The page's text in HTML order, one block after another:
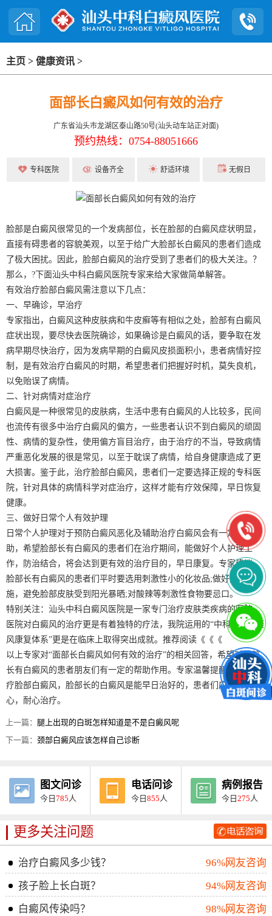
主页 > 健康资讯 >
面部长白癜风如何有效的治疗
广东省汕头市龙湖区泰山路50号(汕头动车站正对面)
预约热线：0754-88051666
专科医院 设备齐全 舒适环境 无假日
脸部是白癜风很常见的一个发病部位，长在脸部的白癜风症状明显，
直接有碍患者的容貌美观，以至于给广大脸部长白癜风的患者们造成
了极大困扰。因此，脸部白癜风的治疗受到了患者们的极大关注。？
那么，?下面汕头中科白癜风医院专家来给大家做简单解答。
有效治疗脸部白癜风需注意以下几点：
一、早确诊，早治疗
专家指出，白癜风这种皮肤病和牛皮癣等有相似之处，脸部有白癜风
症状出现，要尽快去医院确诊，如果确诊是白癜风的话，要争取在发
病早期尽快治疗，因为发病早期的白癜风皮损面积小，患者病情好控
制，是有效治疗白癜风的时期，希望患者们把握好时机，莫失良机，
以免贻误了病情。
二、针对病情对症治疗
白癜风是一种很常见的皮肤病，生活中患有白癜风的人比较多，民间
也流传有很多中治疗白癜风的偏方，一些患者认识不到白癜风的顽固
性、病情的复杂性，使用偏方盲目治疗，由于治疗的不当，导致病情
严重恶化发展的很是常见，以至于耽误了病情，给自身健康造成了更
大损害。鉴于此，治疗脸部白癜风，患者们一定要选择正规的专科医
院，针对具体的病情科学对症治疗，这样才能有疗效保障，早日恢复
健康。
三、做好日常个人有效护理
日常个人护理对于预防白癜风恶化及辅助治疗白癜风会有一定的帮
助，希望脸部长有白癜风的患者们在治疗期间，能做好个人护理工
作，防治结合，将会达到更有效的治疗目的，早日康复。专家建议，
脸部长有白癜风的患者们平时要选用刺激性小的化妆品;做好防晒措
施，避免脸部皮肤受到阳光暴晒;对酸辣等刺激性食物要忌口。
特别关注：汕头中科白癜风医院是一家专门治疗皮肤类疾病的医院，
医院对白癜风的治疗更是有着独特的疗法，我院运用的“中科TSN白癜
风康复体系”更是在临床上取得突出成就。推荐阅读《《《
以上专家对“面部长白癜风如何有效的治疗”的相关回答，希望对脸部
长有白癜风的患者朋友们有一定的帮助作用。专家温馨提醒：科学治
疗脸部白癜风，脸部长的白癜风是能早日治好的，患者们应有治疗信
心，耐心治疗。
上一篇：腿上出现的白斑怎样知道是不是白癜风呢
下一篇：颈部白癜风应该怎样自己诊断
图文问诊
今日785 人
电话问诊
今日855 人
病例报告
今日275 人
更多关注问题
治疗白癜风多少钱？
96%网友咨询
孩子脸上长白斑？
94%网友咨询
白癜风传染吗？
98%网友咨询